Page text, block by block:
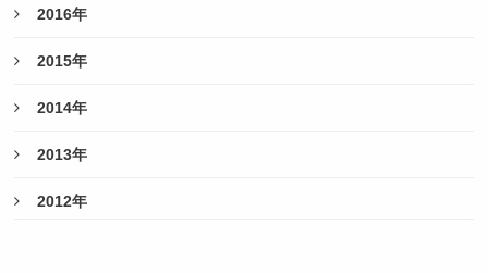
2016年
2015年
2014年
2013年
2012年